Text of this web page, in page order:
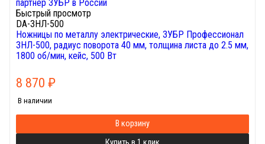
Быстрый просмотр
DA-ЗНЛ-500
Ножницы по металлу электрические, ЗУБР Профессионал
ЗНЛ-500, радиус поворота 40 мм, толщина листа до 2.5 мм,
1800 об/мин, кейс, 500 Вт
8 870 ₽
В наличии
В корзину